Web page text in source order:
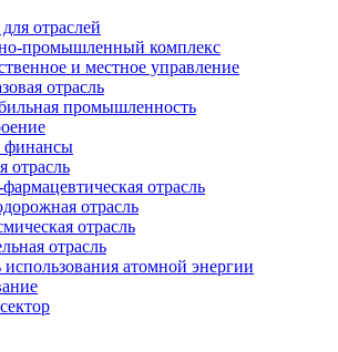
отраслей
комплекс
и местное управление
отрасль
промышленность
финансы
отрасль
отрасль
отрасль
отрасль
отрасль
использования атомной энергии